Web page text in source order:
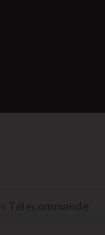
Télecommande